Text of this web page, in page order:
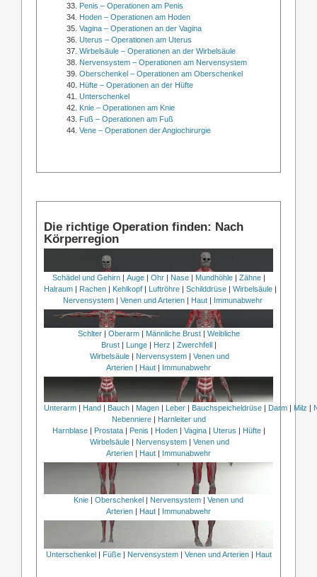
Penis – Operationen am Penis
Hoden – Operationen am Hoden
Vagina – Operationen an der Vagina
Uterus – Operationen am Uterus
Wirbelsäule – Operationen an der Wirbelsäule
Nervensystem – Operationen am Nervensystem
Oberschenkel – Operationen am Oberschenkel
Hüfte – Operationen an der Hüfte
Unterschenkel
Knie – Operationen am Knie
Fuß – Operationen am Fuß
Vene – Operationen der Angiochirurgie
Die richtige Operation finden: Nach
Körperregion
Schädel und Gehirn| Auge| Ohr| Nase| Mundhöhle| Zähne|
Halraum
Rachen Kehlkopf Luftröhre Schilddrüse Wirbelsäule
Nervensystem
Venen und Arterien Haut Immunabwehr
Schlter| Oberarm| Männliche Brust| Weibliche
Brust| Lunge| Herz | Zwerchfell|
Wirbelsäule | Nervensystem | Venen und
Arterien | Haut | Immunabwehr
Unterarm | Hand | Bauch | Magen | Leber | Bauchspeicheldrüse | Darm | Milz |
Nebenniere| Harnleiter und
Harnblase| Prostata| Penis | Hoden| Vagina| Uterus | Hüfte|
Wirbelsäule | Nervensystem | Venen und
Arterien | Haut | Immunabwehr
Knie | Oberschenkel | Nervensystem | Venen und
Arterien | Haut | Immunabwehr
Unterschenkel| Füße| Nervensystem| Venen und Arterien| Haut